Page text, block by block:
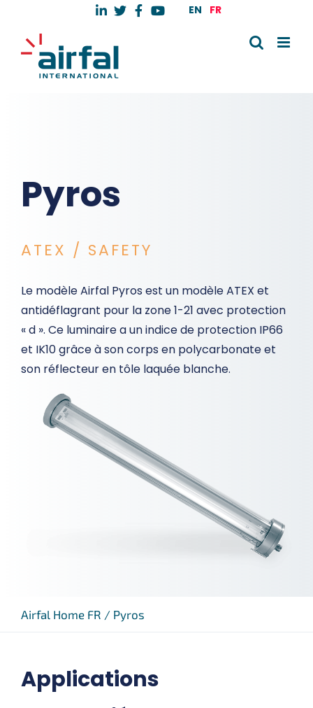
content
EN FR
Pyros
ATEX / SAFETY
Le modèle Airfal Pyros est un modèle ATEX et
antidéflagrant pour la zone 1-21 avec protection
« d ». Ce luminaire a un indice de protection IP66
et IK10 grâce à son corps en polycarbonate et
son réflecteur en tôle laquée blanche.
Airfal Home FR / Pyros
Applications